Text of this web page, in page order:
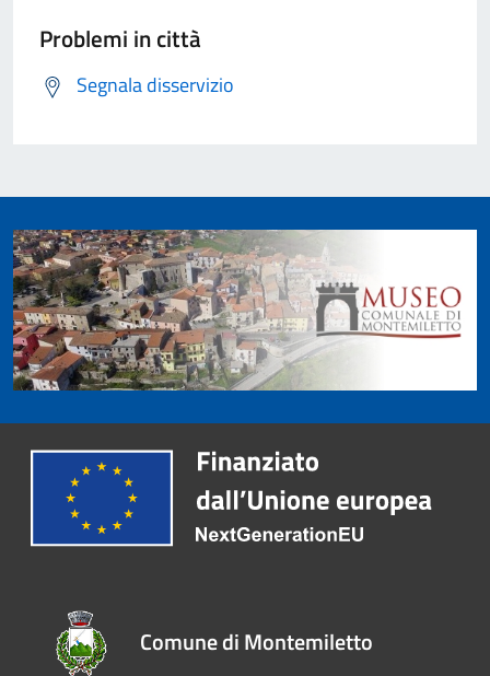
Problemi in città
Segnala disservizio
Comune di Montemiletto